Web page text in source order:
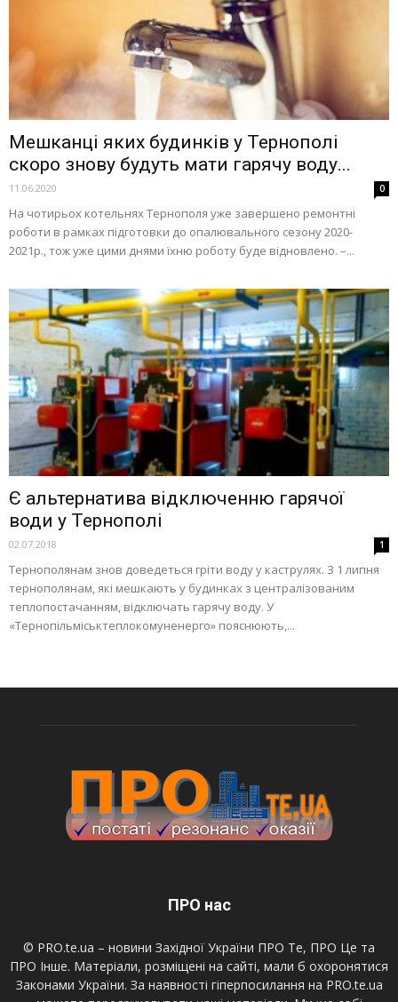
Мешканці яких будинків у Тернополі
скоро знову будуть мати гарячу воду...
11.06.2020 0
На чотирьох котельнях Тернополя уже завершено ремонтні
роботи в рамках підготовки до опалювального сезону 2020-
2021р., тож уже цими днями їхню роботу буде відновлено. –...
Є альтернатива відключенню гарячої
води у Тернополі
02.07.2018 1
Тернополянам знов доведеться гріти воду у каструлях. З 1 липня
тернополянам, які мешкають у будинках з централізованим
теплопостачанням, відключать гарячу воду. У
«Тернопільміськтеплокомуненерго» пояснюють,...
ПРО нас
© PRO.te.ua – новини Західної України ПРО Те, ПРО Це та
ПРО Інше. Матеріали, розміщені на сайті, мали б охоронятися
Законами України. За наявності гіперпосилання на PRO.te.ua